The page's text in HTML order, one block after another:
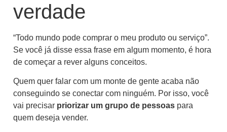
verdade
“Todo mundo pode comprar o meu produto ou serviço”.
Se você já disse essa frase em algum momento, é hora
de começar a rever alguns conceitos.
Quem quer falar com um monte de gente acaba não
conseguindo se conectar com ninguém. Por isso, você
vai precisar priorizar um grupo de pessoas para
quem deseja vender.